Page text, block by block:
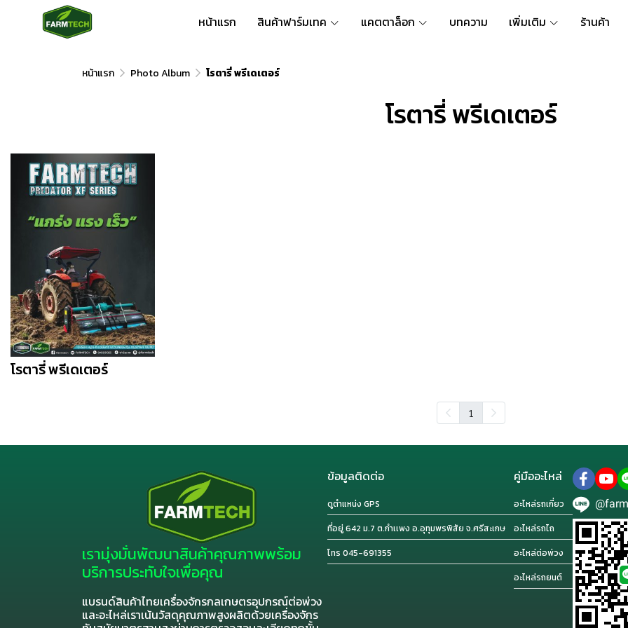
หน้าแรก สินค้าฟาร์มเทค แคตตาล็อก บทความ เพิ่มเติม ร้านค้า
หน้าแรก Photo Album โรตารี่ พรีเดเตอร์
โรตารี่ พรีเดเตอร์
โรตารี่ พรีเดเตอร์
1
เรามุ่งมั่นพัฒนาสินค้าคุณภาพพร้อม
บริการประทับใจเพื่อคุณ
แบรนด์สินค้าไทยเครื่องจักรกลเกษตรอุปกรณ์ต่อพ่วง
และอะไหล่เราเน้นวัสดุคุณภาพสูงผลิตด้วยเครื่องจักร
ข้อมูลติดต่อ
ดูตำแหน่ง GPS
ที่อยู่ 642 ม.7 ต.กำเเพง อ.อุทุมพรพิสัย จ.ศรีสะเกษ
โทร 045-691355
คู่มืออะไหล่
อะไหล่รถเกี่ยว
อะไหล่รถไถ
อะไหล่ต่อพ่วง
อะไหล่รถยนต์